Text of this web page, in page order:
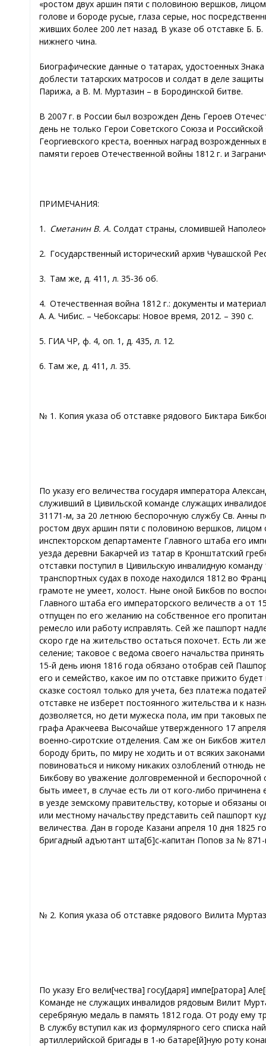
«ростом двух аршин пяти с половиною вершков,
голове и бороде русые, глаза серые, нос
живших более 200 лет назад. В указе об отставке Б.
нижнего чина.
Биографические данные о татарах, удостоенных
доблести татарских матросов и солдат в деле
Парижа, а В. М. Муртазин – в Бородинской битве.
В 2007 г. в России был возрожден День Героев
день не только Герои Советского Союза и
Георгиевского креста, военных наград
памяти героев Отечественной войны 1812 г. и
ПРИМЕЧАНИЯ:
1. Сметанин В. А. Солдат страны, сломившей
2. Государственный исторический архив Чувашской
3. Там же, д. 411, л. 35-36 об.
4. Отечественная война 1812 г.: документы и
А. А. Чибис. – Чебоксары: Новое время, 2012. – 390 с.
5. ГИА ЧР, ф. 4, оп. 1, д. 435, л. 12.
6. Там же, д. 411, л. 35.
№ 1. Копия указа об отставке рядового Биктара
По указу его величества государя императора
служивший в Цивильской команде служащих
31171-м, за 20 летнюю беспорочную службу Св. Анны
ростом двух аршин пяти с половиною вершков, лицом
инспекторском департаменте Главного штаба его
уезда деревни Бакарчей из татар в Кронштатский
отставки поступил в Цивильскую инвалидную
транспортных судах в походе находился 1812 во
грамоте не умеет, холост. Ныне оной Бикбов по
Главного штаба его императорского величеств а от
отпущен по его желанию на собственное его
ремесло или работу исправлять. Сей же пашпорт
скоро где на жительство остаться похочет. Есть ли
селение; таковое с ведома своего начальства
15-й день июня 1816 года обязано отобрав сей
его и семейство, какое им по отставке прижито
сказке состоял только для учета, без платежа
отставке не изберет постоянного жительства и к
дозволяется, но дети мужеска пола, им при таковых
графа Аракчеева Высочайше утвержденного 17
военно-сиротские отделения. Сам же он Бикбов
бороду брить, по миру не ходить и от всяких
повиноваться и никому никаких озлоблений отнюдь
Бикбову во уважение долговременной и
быть имеет, в случае есть ли от кого-либо
в уезде земскому правительству, которые и обязаны
или местному начальству представить сей пашпорт
величества. Дан в городе Казани апреля 10 дня 1825
бригадный адъютант шта[б]с-капитан Попов за №
№ 2. Копия указа об отставке рядового Вилита
По указу Его вели[чества] госу[даря] импе[ратора]
Команде не служащих инвалидов рядовым Вилит
серебряную медаль в память 1812 года. От роду ему
В службу вступил как из формулярного сего списка
артиллерийской бригады в 1-ю батаре[й]ную роту